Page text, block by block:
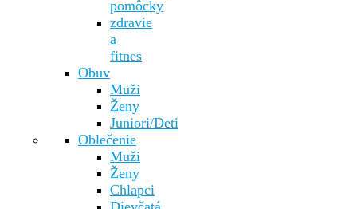
pomôcky
zdravie
a
fitnes
Obuv
Muži
Ženy
Juniori/Deti
Oblečenie
Muži
Ženy
Chlapci